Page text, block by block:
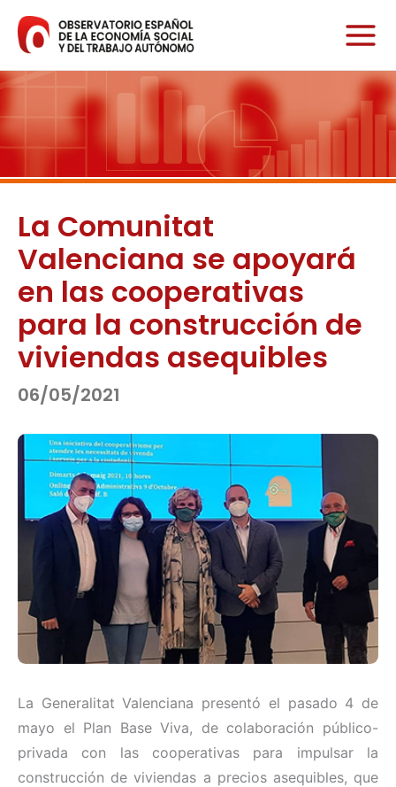
contenido
La Comunitat
Valenciana se apoyará
en las cooperativas
para la construcción de
viviendas asequibles
06/05/2021
La Generalitat Valenciana presentó el pasado 4 de
mayo el Plan Base Viva, de colaboración público-
privada con las cooperativas para impulsar la
construcción de viviendas a precios asequibles, que